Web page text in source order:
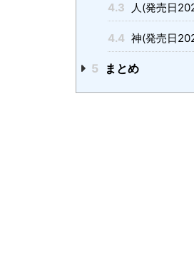
4.3 人(発売日
4.4 神(発売日
5 まとめ